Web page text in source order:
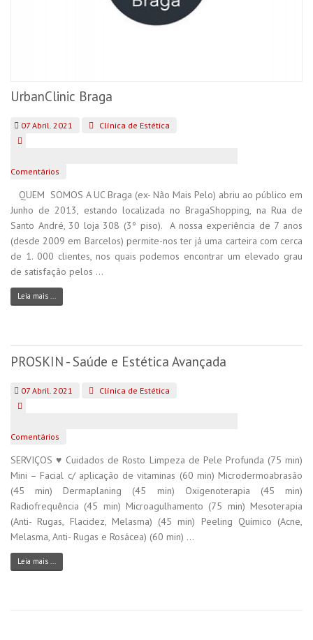
UrbanClinic Braga
07 Abril. 2021 Clínica de Estética
Comentários
QUEM SOMOS A UC Braga (ex- Não Mais Pelo) abriu ao público em
Junho de 2013, estando localizada no BragaShopping, na Rua de
Santo André, 30 loja 308 (3º piso). A nossa experiência de 7 anos
(desde 2009 em Barcelos) permite-nos ter já uma carteira com cerca
de 1. 000 clientes, nos quais podemos encontrar um elevado grau
de satisfação pelos ...
Leia mais ...
PROSKIN - Saúde e Estética Avançada
07 Abril. 2021 Clínica de Estética
Comentários
SERVIÇOS ♥ Cuidados de Rosto Limpeza de Pele Profunda (75 min)
Mini – Facial c/ aplicação de vitaminas (60 min) Microdermoabrasão
(45 min) Dermaplaning (45 min) Oxigenoterapia (45 min)
Radiofrequência (45 min) Microagulhamento (75 min) Mesoterapia
(Anti- Rugas, Flacidez, Melasma) (45 min) Peeling Químico (Acne,
Melasma, Anti- Rugas e Rosácea) (60 min) ...
Leia mais ...